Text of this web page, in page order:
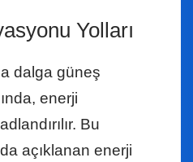
Yolları
dalga güneş
enerji
Bu
açıklanan enerji